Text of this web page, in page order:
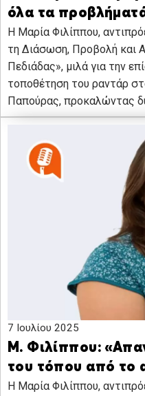
όλα τα
Η Μαρία Φιλίππου,
τη Διάσωση, Προβολή και
Πεδιάδας», μιλά για την
τοποθέτηση του ραντάρ
Παπούρας, προκαλώντας
7 Ιουλίου 2025
Μ. Φιλίππου:
του τόπου από το
Η Μαρία Φιλίππου,